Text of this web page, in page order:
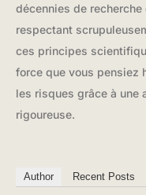
décennies de recherche
respectant
ces principes
force que vous pensiez
les risques grâce à une
rigoureuse.
Author Recent Posts